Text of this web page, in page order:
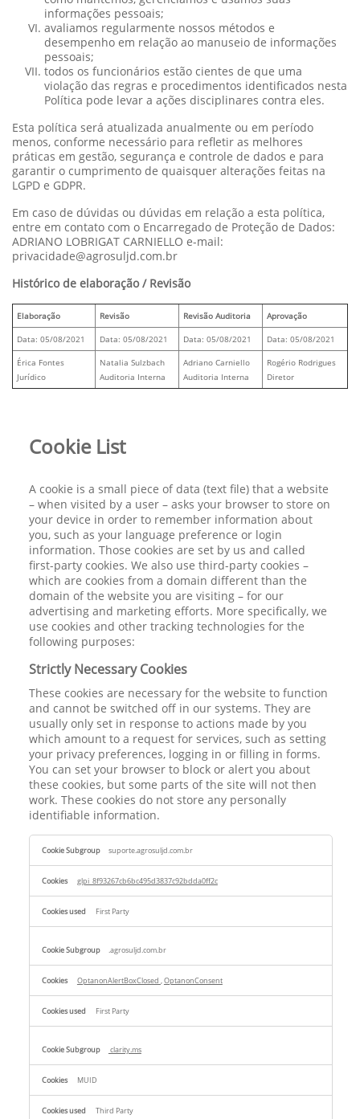
informações pessoais;
avaliamos regularmente nossos métodos e
desempenho em relação ao manuseio de informações
pessoais;
todos os funcionários estão cientes de que uma
violação das regras e procedimentos identificados nesta
Política pode levar a ações disciplinares contra eles.
Esta política será atualizada anualmente ou em período
menos, conforme necessário para refletir as melhores
práticas em gestão, segurança e controle de dados e para
garantir o cumprimento de quaisquer alterações feitas na
LGPD e GDPR.
Em caso de dúvidas ou dúvidas em relação a esta política,
entre em contato com o Encarregado de Proteção de Dados:
ADRIANO LOBRIGAT CARNIELLO e-mail:
privacidade@agrosuljd.com.br
Histórico de elaboração / Revisão
Elaboração Revisão Revisão Auditoria Aprovação
Data: 05/08/2021 Data: 05/08/2021 Data: 05/08/2021 Data: 05/08/2021
Érica Fontes
Jurídico
Natalia Sulzbach
Auditoria Interna
Adriano Carniello
Auditoria Interna
Rogério Rodrigues
Diretor
Cookie List
A cookie is a small piece of data (text file) that a website
– when visited by a user – asks your browser to store on
your device in order to remember information about
you, such as your language preference or login
information. Those cookies are set by us and called
first-party cookies. We also use third-party cookies –
which are cookies from a domain different than the
domain of the website you are visiting – for our
advertising and marketing efforts. More specifically, we
use cookies and other tracking technologies for the
following purposes:
Strictly Necessary Cookies
These cookies are necessary for the website to function
and cannot be switched off in our systems. They are
usually only set in response to actions made by you
which amount to a request for services, such as setting
your privacy preferences, logging in or filling in forms.
You can set your browser to block or alert you about
these cookies, but some parts of the site will not then
work. These cookies do not store any personally
identifiable information.
Strictly
Necessary
Cookies
suporte.agrosuljd.com.br
glpi_8f93267cb6bc495d3837c92bdda0ff2c
First Party
.agrosuljd.com.br
OptanonAlertBoxClosed ,OptanonConsent
First Party
clarity.ms
MUID
Third Party